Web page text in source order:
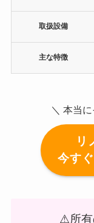
取扱設備
主な特徴
＼ 本当
リ
今す
⚠所有